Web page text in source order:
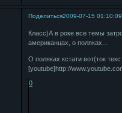
Поделиться2009-07-15 01:10:09
Класс)А в роке все темы
американцах, о поляках...
О поляках кстати вот(ток
[youtube]http://
0